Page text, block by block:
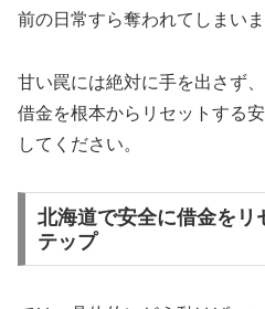
前の日常すら奪われてしまいま
甘い罠には絶対に手を出さず
借金を根本からリセットする
してください。
北海道で安全に借金をリ
テップ